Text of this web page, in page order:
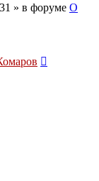
» в форуме О